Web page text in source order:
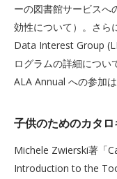
ーの図書館サービスへ
効性について）。さら
Data Interest Group
ログラムの詳細につい
ALA Annual への参加は
子供のためのカタ
Michele Zwierski著「
Introduction to the